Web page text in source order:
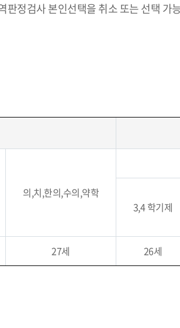
판정검사 본인선택을 취소 또는 선택 가
의,치,한의,수의,약학
3,4 학기제
27세 26세